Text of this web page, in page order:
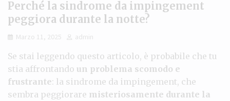
Perché la sindrome da impingement
peggiora durante la notte?
Marzo 11, 2025 admin
Se stai leggendo questo articolo, è probabile che tu
stia affrontando un problema scomodo e
frustrante: la sindrome da impingement, che
sembra peggiorare misteriosamente durante la